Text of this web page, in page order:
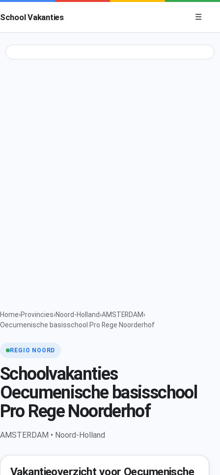
School Vakanties
Menu
☰
Home›Provincies›Noord-Holland›AMSTERDAM›
Oecumenische basisschool Pro Rege Noorderhof
REGIO NOORD
Schoolvakanties
Oecumenische basisschool
Pro Rege Noorderhof
AMSTERDAM • Noord-Holland
Vakantieoverzicht voor Oecumenische